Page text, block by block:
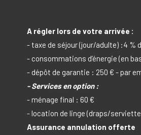
A régler lors de votre arrivée :
- taxe de séjour (jour/adulte) :4 %
- consommations d’énergie (en
- dépôt de garantie : 250 € - par
- Services en option :
- ménage final : 60 €
- location de linge (draps/
Assurance annulation offerte